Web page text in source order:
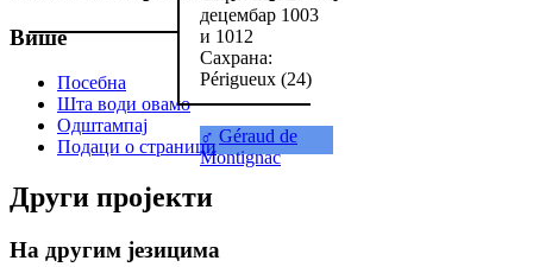
децембар 1003
и 1012
Сахрана:
Périgueux (24)
♂ Géraud de
Montignac
Више
Посебна
Шта води овамо
Одштампај
Подаци о страници
Други пројекти
На другим језицима